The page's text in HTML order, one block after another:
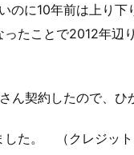
のに10年前は上り
たことで2012年辺
契約したので、ひ
た。 （クレジッ